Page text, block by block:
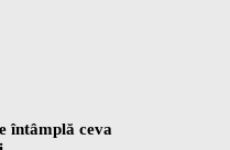
întâmplă ceva